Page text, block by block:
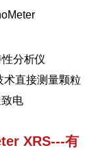
分析仪
术直接测量颗粒
电
XRS---有